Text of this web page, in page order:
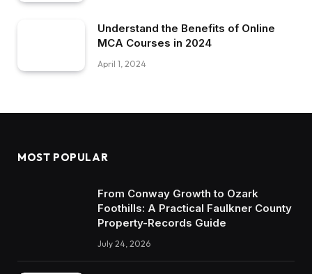
Understand the Benefits of Online
MCA Courses in 2024
April 1, 2024
MOST POPULAR
From Conway Growth to Ozark
Foothills: A Practical Faulkner County
Property-Records Guide
July 24, 2026